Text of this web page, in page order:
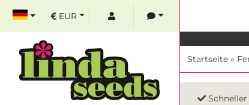
Startseite »
Schneller
EUR